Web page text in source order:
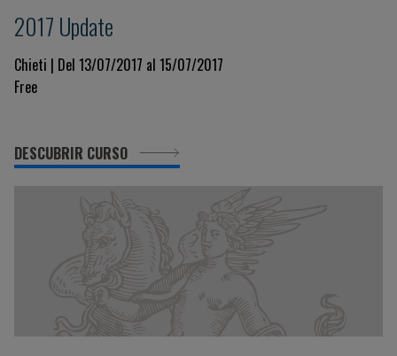
2017 Update
Chieti | Del 13/07/2017 al 15/07/2017
Free
DESCUBRIR CURSO